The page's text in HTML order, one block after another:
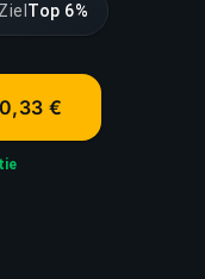
Ziel Top 6%
€